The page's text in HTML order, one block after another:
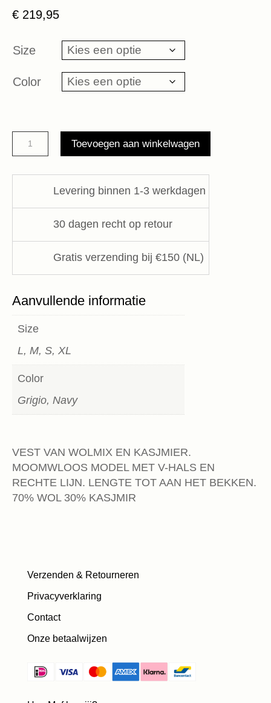
€ 219,95
Size
Color
Y6WD05
Spencer
Toevoegen aan winkelwagen
Levering binnen 1-3 werkdagen
30 dagen recht op retour
Gratis verzending bij €150 (NL)
Aanvullende informatie
Size
L, M, S, XL
Color
Grigio, Navy
VEST VAN WOLMIX EN KASJMIER.
MOOMWLOOS MODEL MET V-HALS EN
RECHTE LIJN. LENGTE TOT AAN HET BEKKEN.
70% WOL 30% KASJMIR
Verzenden & Retourneren
Privacyverklaring
Contact
Onze betaalwijzen